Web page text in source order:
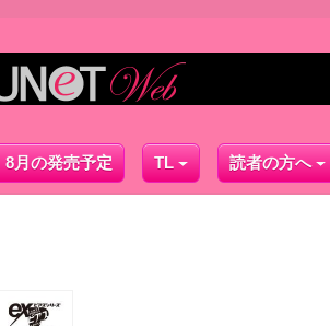
8月の発売予定 TL 読者の方へ